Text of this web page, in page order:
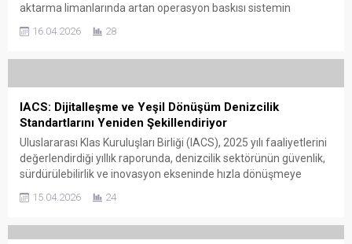
aktarma limanlarında artan operasyon baskısı sistemin
analizi, özellikle Kuzey Avrupa’daki büyük limanlarda bu
16.04.2026 28
IACS: Dijitalleşme ve Yeşil Dönüşüm Denizcilik
Standartlarını Yeniden Şekillendiriyor
Uluslararası Klas Kuruluşları Birliği (IACS), 2025 yılı faaliyetlerini
değerlendirdiği yıllık raporunda, denizcilik sektörünün güvenlik,
sürdürülebilirlik ve inovasyon ekseninde hızla dönüşmeye
karbonsuzlaşma süreçlerinin, klas kuruluşlarının rolünü
aktif bir parçası” haline getirdiğini vurguladı. IACS Genel
15.04.2026 24